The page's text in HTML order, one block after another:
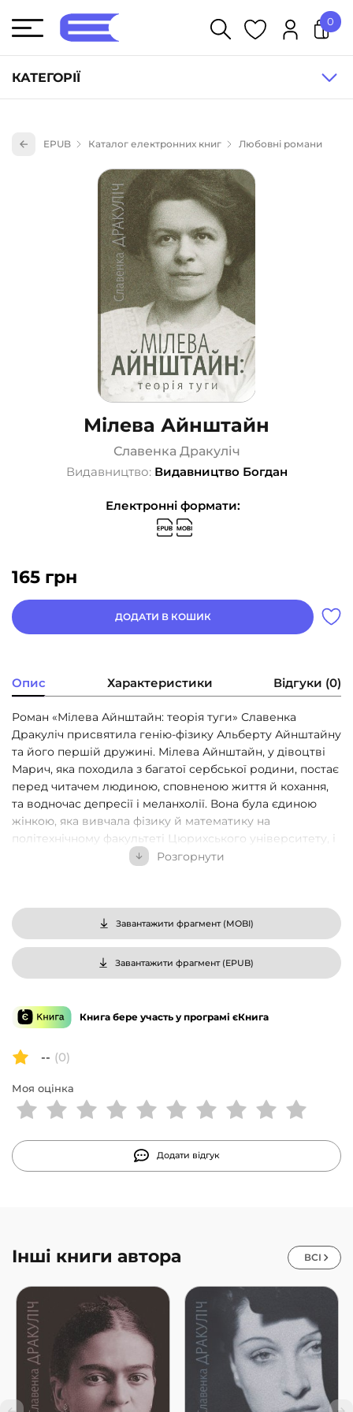
КАТЕГОРІЇ
Книги для дітей (835)
Книги для підлітків (240)
Науково-популярна література (1015)
Навчальна література та посібники (527)
Енциклопедії, довідники, словники (55)
Подарункові сертифікати (1)
0
EPUB Каталог електронних книг Любовні романи
Мілева Айнштайн
Славенка Дракуліч
Видавництво: Видавництво Богдан
Електронні формати:
165 грн
ДОДАТИ В КОШИК
Опис Характеристики Відгуки (0)
Роман «Мілева Айнштайн: теорія туги» Славенка
Дракуліч присвятила генію-фізику Альберту Айнштайну
та його першій дружині. Мілева Айнштайн, у дівоцтві
Марич, яка походила з багатої сербської родини, постає
перед читачем людиною, сповненою життя й кохання,
та водночас депресії і меланхолії. Вона була єдиною
жінкою, яка вивчала фізику й математику на
політехнічному факультеті Цюрихського університету, і
завдяки надзвичайним здібностям могла досягти
Мілевина теорія туги така ж складна, як і теорія
відносності. Від ранньої юності аж до смерті вона
мужньо несла тягар туги, до якого час постійно додавав
болю: насмішки через фізичну ваду, невдалий шлюб,
смерть дитини, хвороба сестри, нездійснені мрії про
становище, важка недуга сина, — доля, що не залишить
байдужим жодного читача. З хорватської переклала
Хороз Наталія.
Розгорнути
Завантажити фрагмент (MOBI)
Завантажити фрагмент (EPUB)
Книга бере участь у програмі єКнига
-- (0)
Моя оцінка
Додати відгук
Інші книги автора ВСІ